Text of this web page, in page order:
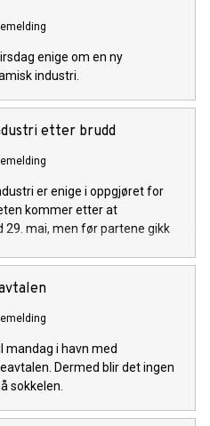
enige om en ny
industri.
etter brudd
er enige i oppgjøret for
kommer etter at
mai, men før partene gikk
mandag i havn med
Dermed blir det ingen
sokkelen.